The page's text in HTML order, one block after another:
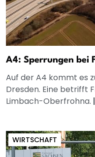
A4: Sperrungen bei
Auf der A4 kommt es
Dresden. Eine betrifft
Limbach-Oberfrohna. |
WIRTSCHAFT